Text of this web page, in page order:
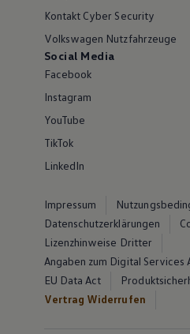
Kontakt Cyber Security
Volkswagen Nutzfahrzeuge
Social Media
Facebook
Instagram
YouTube
TikTok
LinkedIn
Impressum
Datenschutzerklärungen
Lizenzhinweise Dritter
Angaben zum Digital Services
EU Data Act
Vertrag Widerrufen